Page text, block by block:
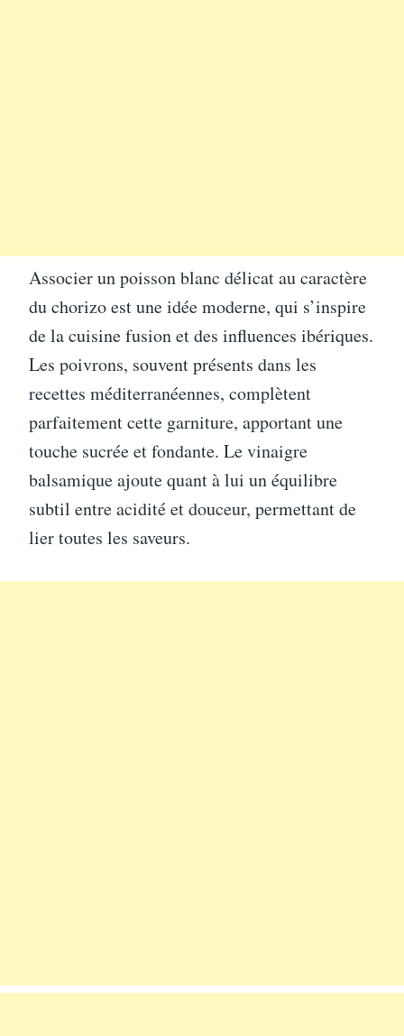
Associer un poisson blanc délicat au caractère
du chorizo est une idée moderne, qui s’inspire
de la cuisine fusion et des influences ibériques.
Les poivrons, souvent présents dans les
recettes méditerranéennes, complètent
parfaitement cette garniture, apportant une
touche sucrée et fondante. Le vinaigre
balsamique ajoute quant à lui un équilibre
subtil entre acidité et douceur, permettant de
lier toutes les saveurs.